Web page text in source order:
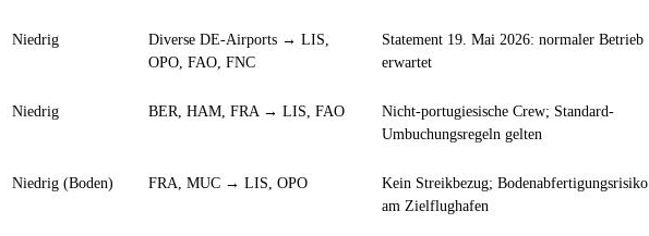
Niedrig
Diverse DE-Airports → LIS,
OPO, FAO, FNC
Statement 19. Mai 2026: normaler Betrieb
erwartet
Niedrig BER, HAM, FRA → LIS, FAO
Nicht-portugiesische Crew; Standard-
Umbuchungsregeln gelten
Niedrig (Boden) FRA, MUC → LIS, OPO
Kein Streikbezug; Bodenabfertigungsrisiko
am Zielflughafen